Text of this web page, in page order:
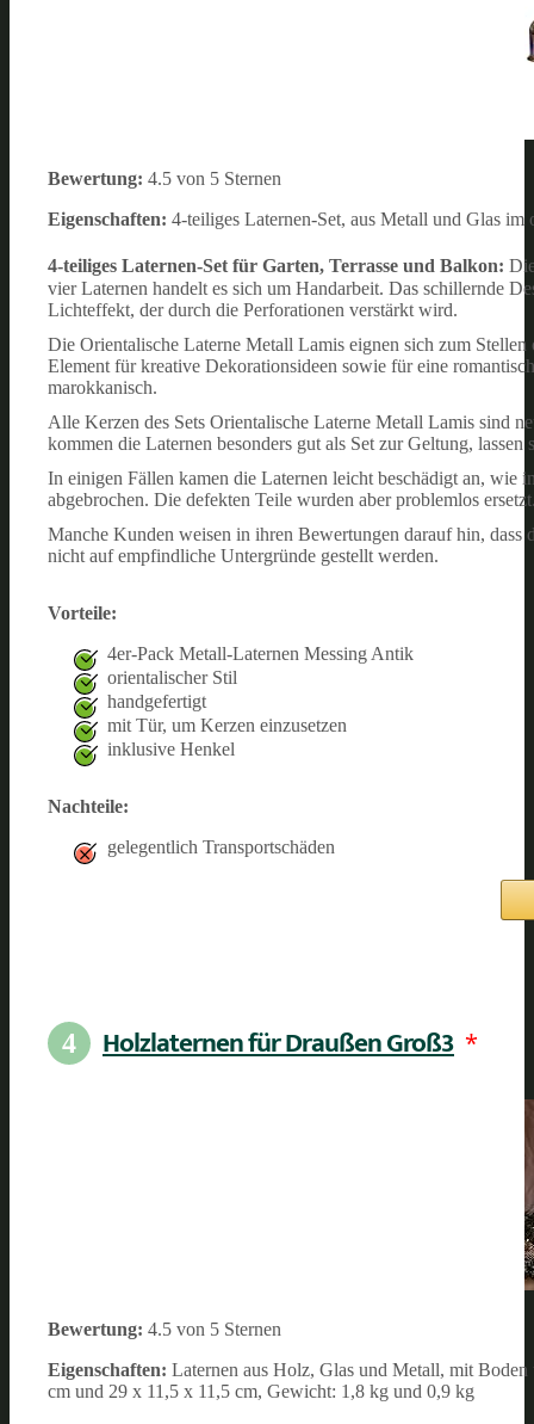
Bewertung: 4.5 von 5 Sternen
Eigenschaften: 4-teiliges Laternen-Set, aus Metall und Glas
4-teiliges Laternen-Set für Garten, Terrasse und Balkon:
vier Laternen handelt es sich um Handarbeit. Das schillernde
Lichteffekt, der durch die Perforationen verstärkt wird.
Die Orientalische Laterne Metall Lamis eignen sich zum
Element für kreative Dekorationsideen sowie für eine
marokkanisch.
Alle Kerzen des Sets Orientalische Laterne Metall Lamis sind
kommen die Laternen besonders gut als Set zur Geltung,
In einigen Fällen kamen die Laternen leicht beschädigt an, wie
abgebrochen. Die defekten Teile wurden aber problemlos
Manche Kunden weisen in ihren Bewertungen darauf hin,
nicht auf empfindliche Untergründe gestellt werden.
Vorteile:
4er-Pack Metall-Laternen Messing Antik
orientalischer Stil
handgefertigt
mit Tür, um Kerzen einzusetzen
inklusive Henkel
Nachteile:
gelegentlich Transportschäden
4 Holzlaternen für Draußen Groß3 *
Bewertung: 4.5 von 5 Sternen
Eigenschaften: Laternen aus Holz, Glas und Metall, mit
cm und 29 x 11,5 x 11,5 cm, Gewicht: 1,8 kg und 0,9 kg